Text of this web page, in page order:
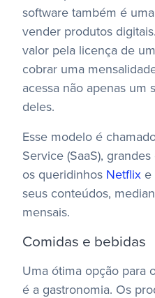
software também é
vender produtos
valor pela licença de
cobrar uma
acessa não apenas um
deles.
Esse modelo é
Service (SaaS),
os queridinhos Netflix e
seus conteúdos,
mensais.
Comidas e bebidas
Uma ótima opção para
é a gastronomia. Os